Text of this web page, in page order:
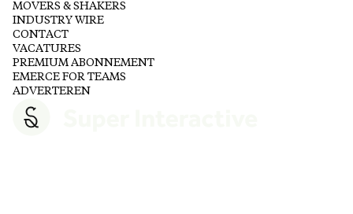
MOVERS & SHAKERS
INDUSTRY WIRE
CONTACT
VACATURES
PREMIUM ABONNEMENT
EMERCE FOR TEAMS
ADVERTEREN